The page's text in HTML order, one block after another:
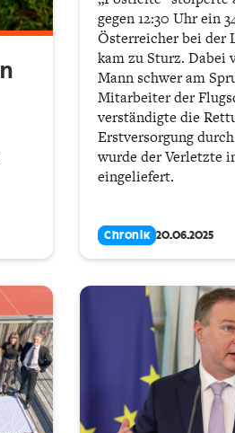
gegen 12:30 Uhr ein
Österreicher bei der
kam zu Sturz. Dabei
Mann schwer am
Mitarbeiter der
verständigte die
Erstversorgung
wurde der Verletzte
eingeliefert.
Chronik 20.06.2025